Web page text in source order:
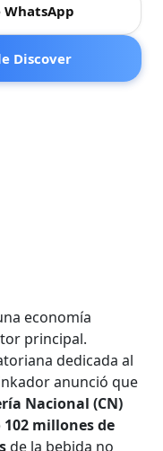
Discover
economía
principal.
dedicada al
anunció que
Nacional (CN)
millones de
de la bebida no